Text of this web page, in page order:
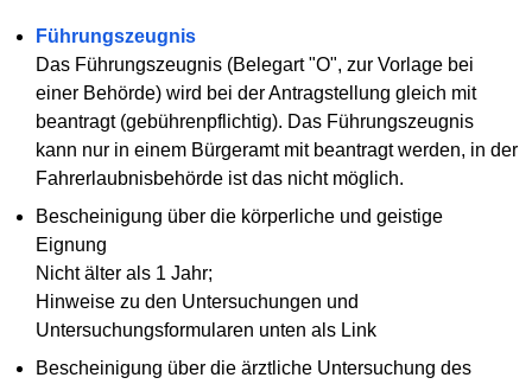
Führungszeugnis
Das Führungszeugnis (Belegart "O", zur Vorlage bei
einer Behörde) wird bei der Antragstellung gleich mit
beantragt (gebührenpflichtig). Das Führungszeugnis
kann nur in einem Bürgeramt mit beantragt werden, in der
Fahrerlaubnisbehörde ist das nicht möglich.
Bescheinigung über die körperliche und geistige
Eignung
Nicht älter als 1 Jahr;
Hinweise zu den Untersuchungen und
Untersuchungsformularen unten als Link
Bescheinigung über die ärztliche Untersuchung des